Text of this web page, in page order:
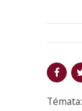
Témata: